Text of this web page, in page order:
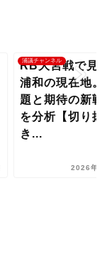
浦議チャンネル
RB大宮戦で見
浦和の現在地。
題と期待の新戦
を分析【切り抜
き...
2026年8